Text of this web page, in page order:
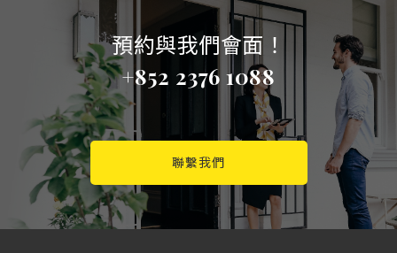
預約與我們會面！
+852 2376 1088
聯繫我們